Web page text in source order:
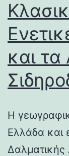
και τα
Η
Ελλάδα και